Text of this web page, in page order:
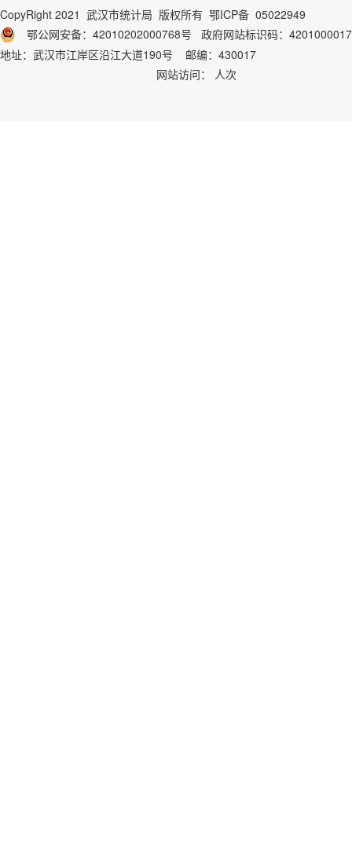
CopyRight 2021 武汉市统计局 版权所有 鄂ICP备 05022949
鄂公网安备：42010202000768号 政府网站标识码： 4201000017
地址：武汉市江岸区沿江大道190号 邮编：430017
网站访问： 人次